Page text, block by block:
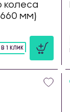
колеса
мм)
1 КЛИК